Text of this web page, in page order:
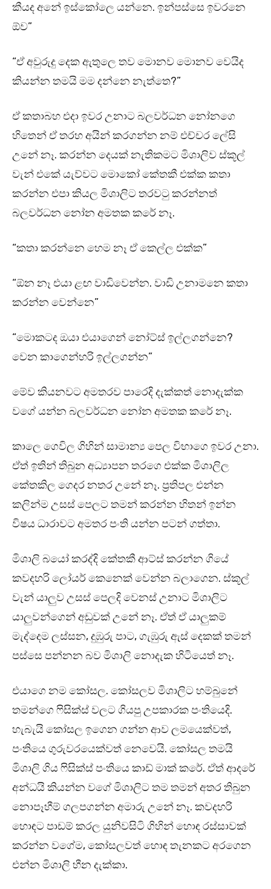
කීයද අනේ ඉස්කෝලෙ යන්නෙ. ඉන්පස්සෙ ඉවරනෙ
ඕව”
“ඒ අවුරුදු දෙක ඇතුලෙ තව මොනව මොනව වෙයිද
කියන්න තමයි මම දන්නෙ නැත්තෙ?”
ඒ කතාබහ එදා ඉවර උනාට බලවර්ධන නෝනගෙ
හිතෙන් ඒ තරහ අයින් කරගන්න නම් එච්චර ලේසි
උනේ නෑ. කරන්න දෙයක් නැතිකමට මිශාලිව ස්කූල්
වැන් එකේ යැව්වට මොකෝ කේතකී එක්ක කතා
කරන්න එපා කියල මිශාලිට තරවටු කරන්නත්
බලවර්ධන නෝන අමතක කරේ නෑ.
“කතා කරන්නෙ හෙම නෑ ඒ කෙල්ල එක්ක”
“ඕන නෑ එයා ළඟ වාඩිවෙන්න. වාඩි උනාමනෙ කතා
කරන්න වෙන්නෙ”
“මොකටද ඔයා එයාගෙන් නෝට්ස් ඉල්ලගන්නෙ?
වෙන කාගෙන්හරි ඉල්ලගන්න”
මේව කියනවට අමතරව පාරෙදි දැක්කත් නොදැක්ක
වගේ යන්න බලවර්ධන නෝන අමතක කරේ නෑ.
කාලෙ ගෙවිල ගිහින් සාමාන්‍ය පෙල විභාගෙ ඉවර උනා.
ඒත් ඉතින් තිබුන අධ්‍යාපන තරගෙ එක්ක මිශාලිල
කේතකිල ගෙදර නතර උනේ නෑ. ප්‍රතිපල එන්න
කලින්ම උසස් පෙලට තමන් කරන්න හිතන් ඉන්න
විෂය ධාරාවට අමතර පංති යන්න පටන් ගත්තා.
මිශාලි බයෝ කරද්දි කේතකී ආට්ස් කරන්න ගියේ
කවදහරි ලෝයර් කෙනෙක් වෙන්න බලාගෙන. ස්කූල්
වැන් යාලුව උසස් පෙලදි වෙනස් උනාට මිශාලිට
යාලුවන්ගෙන් අඩුවක් උනේ නෑ. ඒත් ඒ යාලුකම්
මැද්දෙම ලස්සන, දුඹුරු පාට, ගැඹුරු ඇස් දෙකක් තමන්
පස්සෙ පන්නන බව මිශාලි නොදැක හිටියෙත් නෑ.
එයාගෙ නම කෝසල. කෝසලව මිශාලිට හම්බුනේ
තමන්ගෙ ෆිසික්ස් වලට ගියපු උපකාරක පංතියෙදි.
හැබැයි කෝසල ඉගෙන ගන්න ආව ලමයෙක්වත්,
පංතියෙ ගුරුවරයෙක්වත් නෙවෙයි. කෝසල තමයි
මිශාලි ගිය ෆිසික්ස් පංතියෙ කාඩ් මාක් කරේ. ඒත් ආදරේ
අන්ධයි කියන්න වගේ මිශාලිට තම තමන් අතර තිබුන
නොපෑහීම් ගලපගන්න අමාරු උනේ නෑ. කවදහරි
හොඳට පාඩම් කරල යුනිවසිටි ගිහින් හොඳ රස්සාවක්
කරන්න වගේම, කෝසලවත් හොඳ තැනකට අරගෙන
එන්න මිශාලි හීන දැක්කා.